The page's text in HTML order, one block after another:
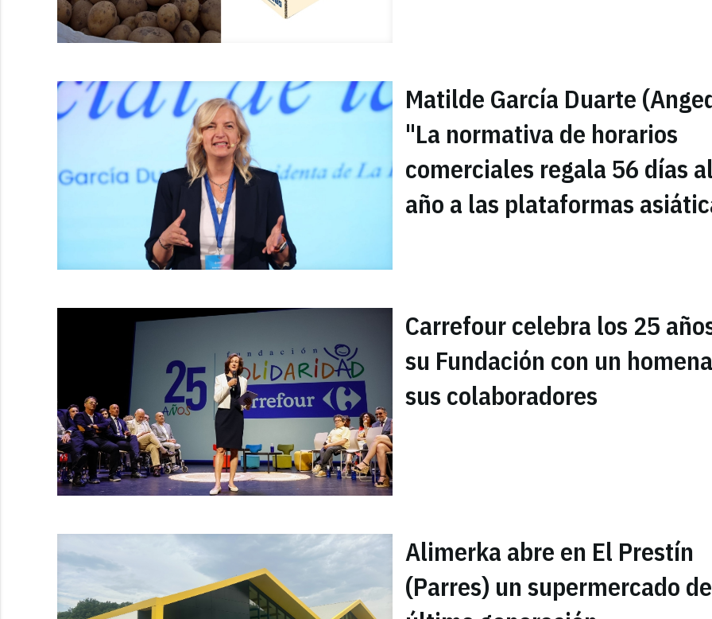
Matilde García Duarte
"La normativa de horarios
comerciales regala 56 días
año a las plataformas
Carrefour celebra los 25
su Fundación con un
sus colaboradores
Alimerka abre en El Prestín
(Parres) un supermercado de